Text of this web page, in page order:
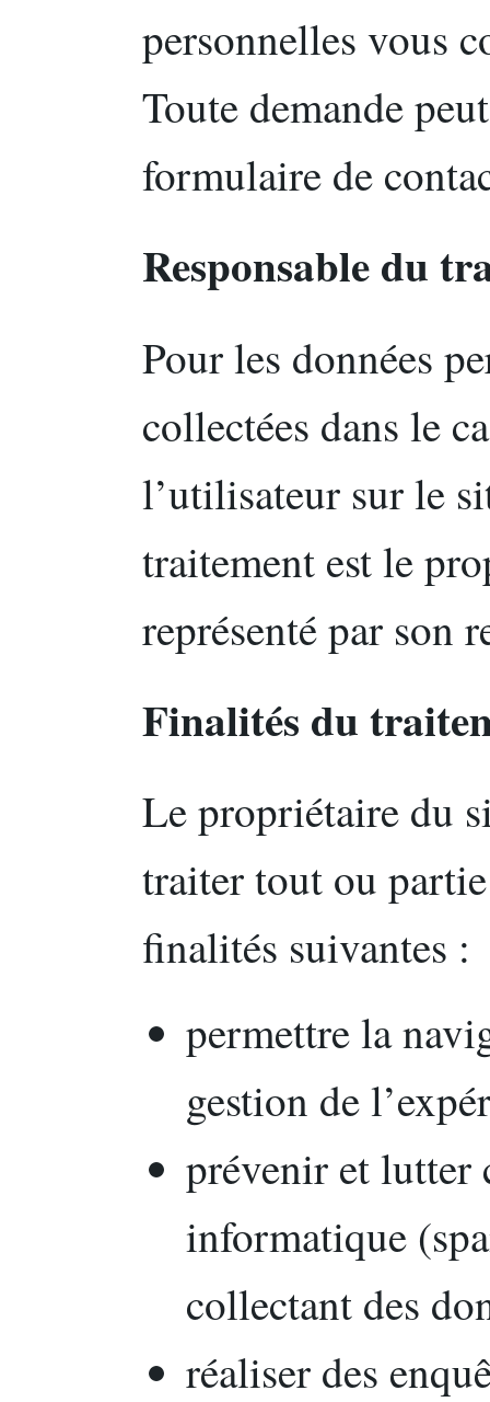
personnelles vous
Toute demande
formulaire de
Responsable du
Pour les données
collectées dans le
l’utilisateur sur le
traitement est le
représenté par son
Finalités du
Le propriétaire du
traiter tout ou
finalités suivantes :
permettre la
gestion de
prévenir et lutter
informatique
collectant des
réaliser des